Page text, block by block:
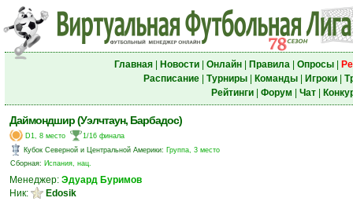
Главная| Новости| Онлайн| Правила| Опросы|
Расписание| Турниры| Команды| Игроки|
Рейтинги| Форум Чат|
Даймондшир (Уэлчтаун, Барбадос)
D1, 8 место
1/16 финала
Кубок Северной и Центральной Америки: Группа, 3 место
Сборная: Испания, нац.
Менеджер: Эдуард Буримов
Ник:
Edosik